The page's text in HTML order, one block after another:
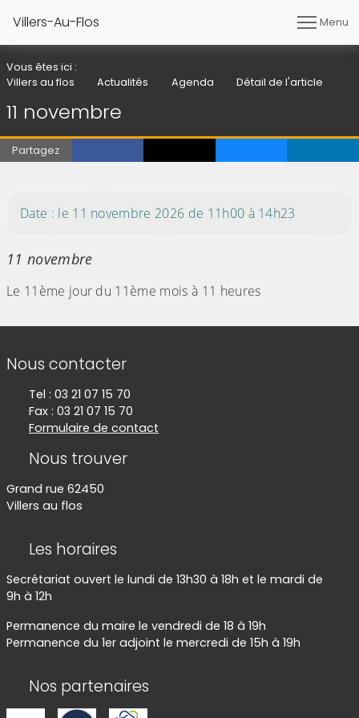
Villers-Au-Flos Menu
Vous êtes ici :
Villers au flos
Actualités Agenda Détail de l'article
11 novembre
Partagez
Date : le 11 novembre 2026 de 11h00 à 14h23
11 novembre
Le 11ème jour du 11ème mois à 11 heures
Informations de contact
Nous contacter
Tel : 03 21 07 15 70
Fax : 03 21 07 15 70
Formulaire de contact
Nous trouver
Grand rue 62450
Villers au flos
Les horaires
Secrétariat ouvert le lundi de 13h30 à 18h et le mardi de
9h à 12h
Permanence du maire le vendredi de 18 à 19h
Permanence du 1er adjoint le mercredi de 15h à 19h
Nos partenaires